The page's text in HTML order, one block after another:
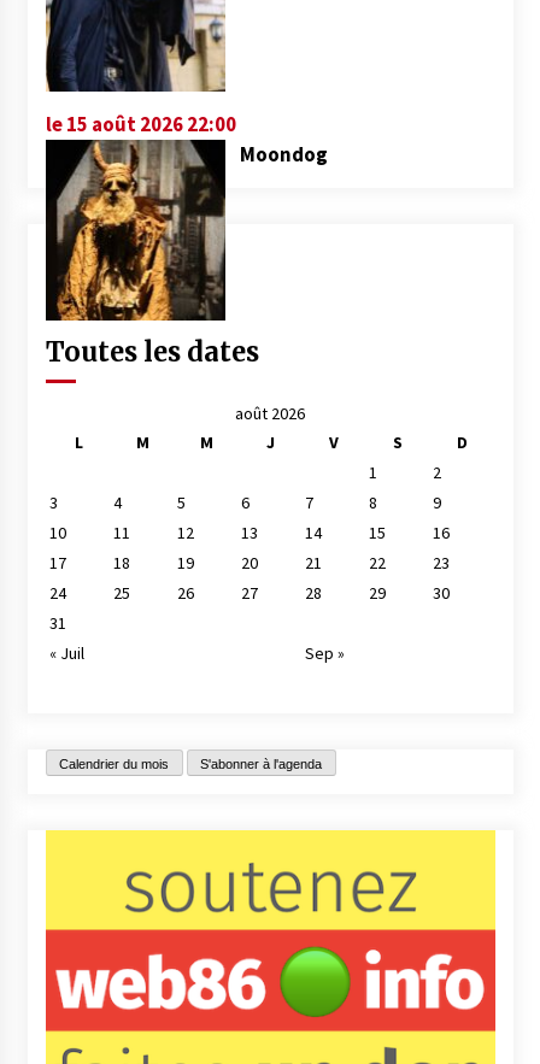
le 15 août 2026 22:00
Moondog
Toutes les dates
août 2026
L
M M J V S
D
1
2
3
4 5 6 7 8
9
10
11 12 13 14 15
16
17
18 19 20 21 22
23
24
25 26 27 28 29
30
31
« Juil
Sep »
Calendrier du mois S'abonner à l'agenda